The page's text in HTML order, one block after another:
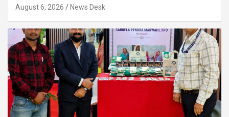
August 6, 2026 News Desk